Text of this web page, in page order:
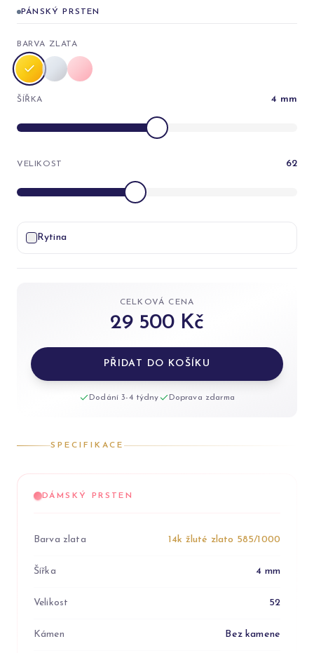
PÁNSKÝ PRSTEN
BARVA ZLATA
ŠÍŘKA 4 mm
VELIKOST 62
Rytina
CELKOVÁ CENA
29 500 Kč
PŘIDAT DO KOŠÍKU
Dodání 3-4 týdny Doprava zdarma
SPECIFIKACE
DÁMSKÝ PRSTEN
Barva zlata 14k žluté zlato 585/1000
Šířka 4 mm
Velikost 52
Kámen Bez kamene